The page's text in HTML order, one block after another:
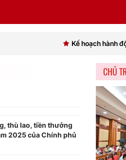
Kế hoạch hành động 100
thù lao, tiền thưởng
2025 của Chính phủ
CHỦ